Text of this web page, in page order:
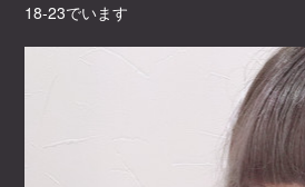
18-23でいます